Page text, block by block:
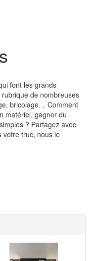
font les grands
de nombreuses
bricolage… Comment
matériel, gagner du
? Partagez avec
votre truc, nous le